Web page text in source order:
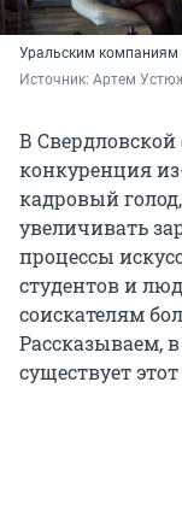
Уральским компаниям
Источник: Артем
В Свердловской
конкуренция
кадровый
увеличивать
процессы
студентов и
соискателям
Рассказываем,
существует